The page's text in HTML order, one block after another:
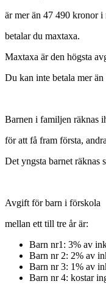
är mer än 47 490 kronor i
betalar du maxtaxa.
Maxtaxa är den högsta
Du kan inte betala mer än
Barnen i familjen räknas
för att få fram första,
Det yngsta barnet räknas
Avgift för barn i förskola
mellan ett till tre år är:
Barn nr1: 3% av
Barn nr 2: 2% av
Barn nr 3: 1% av
Barn nr 4: kostar